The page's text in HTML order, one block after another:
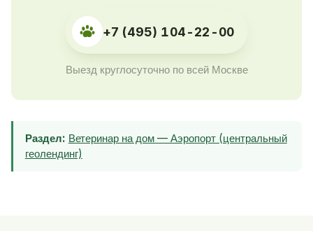
+7 (495) 104-22-00
Выезд круглосуточно по всей Москве
Раздел: Ветеринар на дом — Аэропорт (центральный
геолендинг)